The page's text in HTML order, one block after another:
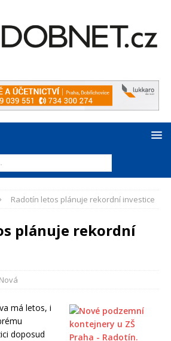
Radotín letos plánuje rekordní investice
plánuje rekordní
má letos, i
doposud